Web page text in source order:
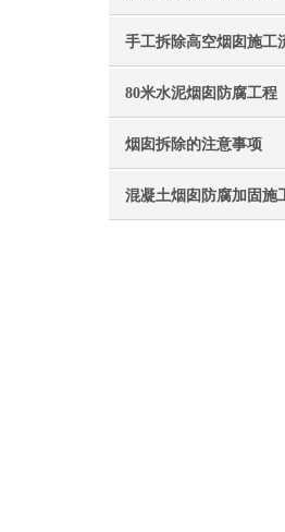
手工拆除高空烟囱施工
80米水泥烟囱防腐工程
烟囱拆除的注意事项